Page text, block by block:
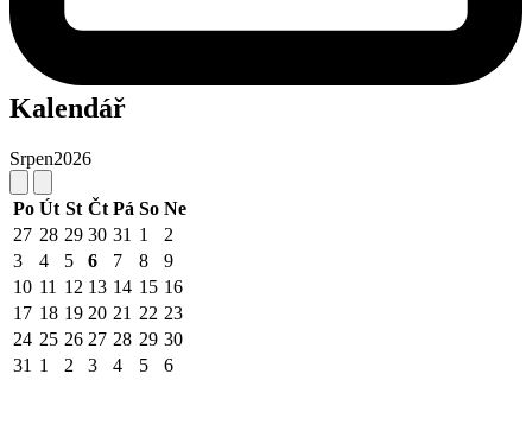
Kalendář
Srpen2026
Po Út St Čt Pá So Ne
27 28 29 30 31 1
2
3
4 5 6 7 8
9
10 11 12 13 14 15 16
17 18 19 20 21 22 23
24 25 26 27 28 29 30
31 1 2 3 4 5 6